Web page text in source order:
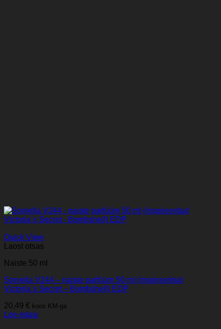
Quick View
Laost otsas
Naiste 50 ml
Sorvella V244 – naiste parfüüm 50 ml (inspireeritud
Victoria`s Secret – Bombshell) EDP
20,49 € koos KM-ga
Loe edasi